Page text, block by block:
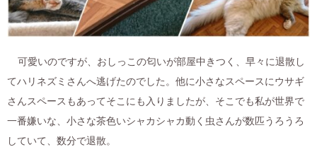
可愛いのですが、おしっこの匂いが部屋中きつく、早々に退散し
てハリネズミさんへ逃げたのでした。他に小さなスペースにウサギ
さんスペースもあってそこにも入りましたが、そこでも私が世界で
一番嫌いな、小さな茶色いシャカシャカ動く虫さんが数匹うろうろ
していて、数分で退散。